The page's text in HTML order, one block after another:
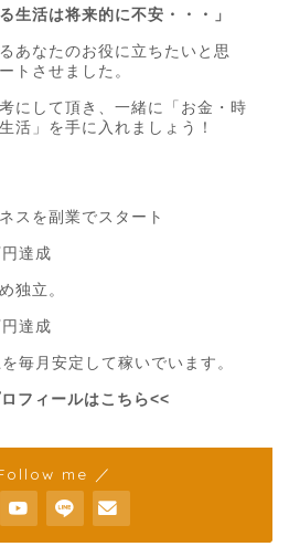
生活は将来的に不安・・・」
あなたのお役に立ちたいと思
トさせました。
にして頂き、一緒に「お金・時
活」を手に入れましょう！
スを副業でスタート
達成
独立。
達成
毎月安定して稼いでいます。
フィールはこちら<<
me ／